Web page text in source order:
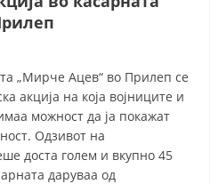
ТЕЛА
ЗА ЦКРМ
„Мирче Ацев“ во Прилеп се
акција на која војниците и
можност да ја покажат
Одзивот на
доста голем и вкупно 45
даруваа од